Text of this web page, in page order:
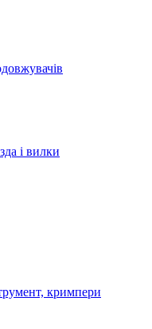
і вилки
кримпери